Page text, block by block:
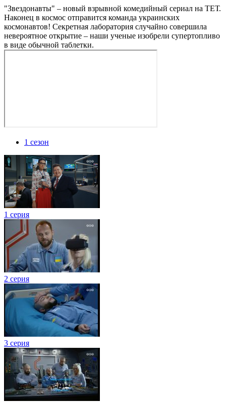
"Звездонавты" – новый взрывной комедийный сериал на ТЕТ.
Наконец в космос отправится команда украинских
космонавтов! Секретная лаборатория случайно совершила
невероятное открытие – наши ученые изобрели супертопливо
в виде обычной таблетки.
1 сезон
1 серия
2 серия
3 серия